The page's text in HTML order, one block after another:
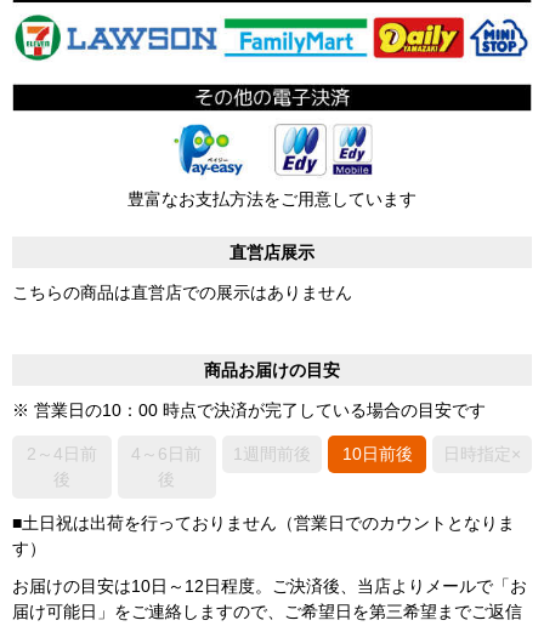
豊富なお支払方法をご用意しています
直営店展示
こちらの商品は直営店での展示はありません
商品お届けの目安
※ 営業日の10：00 時点で決済が完了している場合の目安です
2～4日前
後
4～6日前
後
1週間前後 10日前後 日時指定×
■土日祝は出荷を行っておりません（営業日でのカウントとなりま
す）
お届けの目安は10日～12日程度。ご決済後、当店よりメールで「お
届け可能日」をご連絡しますので、ご希望日を第三希望までご返信